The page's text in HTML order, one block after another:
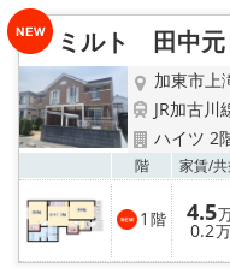
ミルト 田中元
加東市上
JR加古川
ハイツ 2
階 家賃/
1 階 4.5
0.2